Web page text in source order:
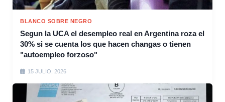
BLANCO SOBRE NEGRO
Segun la UCA el desempleo real en Argentina roza el
30% si se cuenta los que hacen changas o tienen
"autoempleo forzoso"
15 JULIO, 2026